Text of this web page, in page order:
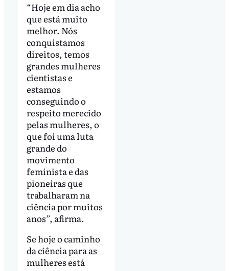
“Hoje em dia acho
que está muito
melhor. Nós
conquistamos
direitos, temos
grandes mulheres
cientistas e
estamos
conseguindo o
respeito merecido
pelas mulheres, o
que foi uma luta
grande do
movimento
feminista e das
pioneiras que
trabalharam na
ciência por muitos
anos”, afirma.
Se hoje o caminho
da ciência para as
mulheres está